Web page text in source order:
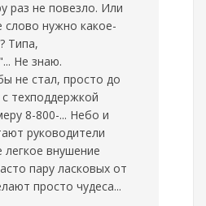
раз не повезло. Или
нужно какое-
Типа,
Не знаю.
не стал, просто до
техподдержкой
8-800-... Небо и
руководители
внушение
пару ласковых от
просто чудеса...